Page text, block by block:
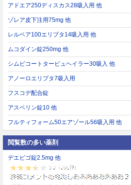
アドエア250ディスカス28吸入用 他
ゾレア皮下注用75mg 他
レルベア100エリプタ14吸入用 他
ムコダイン錠250mg 他
シムビコートタービュヘイラー30吸入 他
アノーロエリプタ7吸入用
フスコデ配合錠
アスベリン錠10 他
フルティフォーム50エアゾール56吸入用 他
閲覧数の多い薬剤
デエビゴ錠2.5mg 他